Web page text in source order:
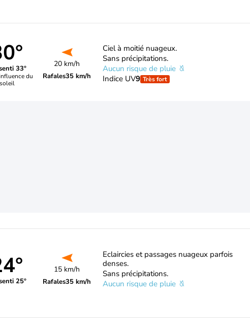
33°
du
soleil
20 km/h
Rafales35 km/h
Ciel à moitié nuageux.
Sans précipitations.
Aucun risque de pluie
Indice UV9 Très fort
25°
15 km/h
Rafales35 km/h
Eclaircies et passages nuageux parfois
denses.
Sans précipitations.
Aucun risque de pluie